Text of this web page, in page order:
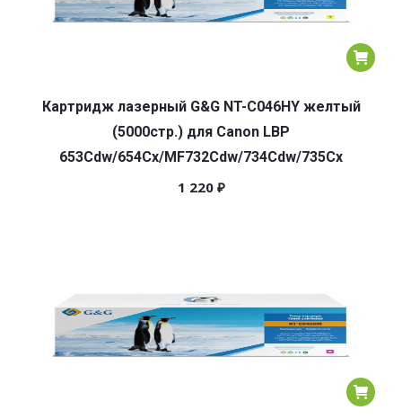
Картридж лазерный G&G NT-C046HY желтый
(5000стр.) для Canon LBP
653Cdw/654Cx/MF732Cdw/734Cdw/735Cx
1 220 ₽